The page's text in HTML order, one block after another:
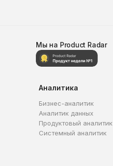
Мы на Product Radar
Аналитика
Бизнес-аналитик
Аналитик данных
Продуктовый аналитик
Системный аналитик